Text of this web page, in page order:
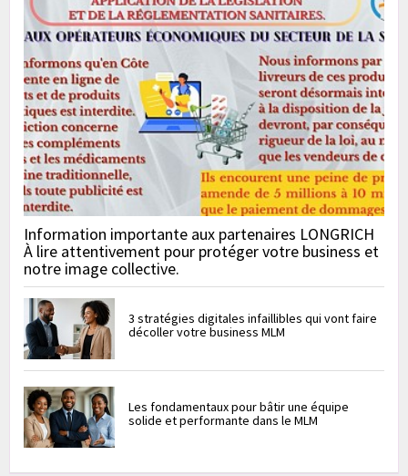
Information importante aux partenaires LONGRICH
À lire attentivement pour protéger votre business et
notre image collective.
3 stratégies digitales infaillibles qui vont faire
décoller votre business MLM
Les fondamentaux pour bâtir une équipe
solide et performante dans le MLM